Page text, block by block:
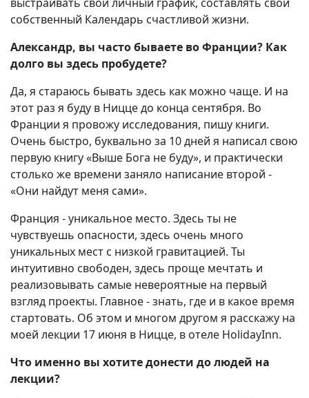
собственный Календарь счастливой жизни.
Александр, вы часто бываете во Франции? Как
долго вы здесь пробудете?
Да, я стараюсь бывать здесь как можно чаще. И на
этот раз я буду в Ницце до конца сентября. Во
Франции я провожу исследования, пишу книги.
Очень быстро, буквально за 10 дней я написал свою
первую книгу «Выше Бога не буду», и практически
столько же времени заняло написание второй -
«Они найдут меня сами».
Франция - уникальное место. Здесь ты не
чувствуешь опасности, здесь очень много
уникальных мест с низкой гравитацией. Ты
интуитивно свободен, здесь проще мечтать и
реализовывать самые невероятные на первый
взгляд проекты. Главное - знать, где и в какое время
стартовать. Об этом и многом другом я расскажу на
моей лекции 17 июня в Ницце, в отеле HolidayInn.
Что именно вы хотите донести до людей на
лекции?